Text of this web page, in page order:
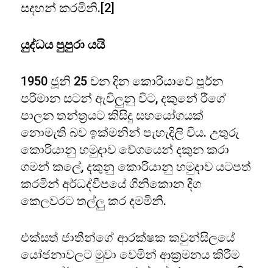
සදහන් කරමිනි.[2]
යුද්ධය පුපුරා යයි
1950 ජූනි 25 වන දින කොරියාවේ පූර්න
පරිමාන සටන් ඇවිලුනු විට, දකුනේ රීගේ
පාලන තන්ත්‍රයට කිසිදු සහයෝගයක්
නොමැති බව ඉක්මනින් පැහැදිලි විය. උතුරු
කොරියානු හමුදාව වේගයෙන් දකුන කරා
ගමන් කලේ, දකුනු කොරියානු හමුදාව යටපත්
කරමින් අර්ධද්වීපයේ ගිනිකොන දිග
කෙලවරට තල්ලු කර දමමිනි.
එක්සත් ජාතීන්ගේ ආරක්ෂක කවුන්සිලයේ
යෝජනාවලට මුවා වෙමින් ආක්‍රමනය කිරීම